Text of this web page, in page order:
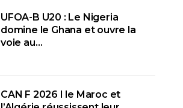
UFOA-B U20 : Le Nigeria
domine le Ghana et ouvre la
voie au…
CAN F 2026 I le Maroc et